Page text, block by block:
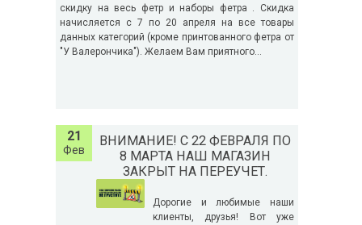
скидку на весь фетр и наборы фетра . Скидка
начисляется с 7 по 20 апреля на все товары
данных категорий (кроме принтованного фетра от
"У Валерончика"). Желаем Вам приятного...
21
Фев
ВНИМАНИЕ! С 22 ФЕВРАЛЯ ПО
8 МАРТА НАШ МАГАЗИН
ЗАКРЫТ НА ПЕРЕУЧЕТ.
Дорогие и любимые наши
клиенты, друзья! Вот уже